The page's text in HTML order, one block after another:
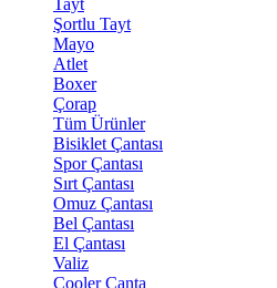
Tayt
Şortlu Tayt
Mayo
Atlet
Boxer
Çorap
Tüm Ürünler
Bisiklet Çantası
Spor Çantası
Sırt Çantası
Omuz Çantası
Bel Çantası
El Çantası
Valiz
Cooler Çanta